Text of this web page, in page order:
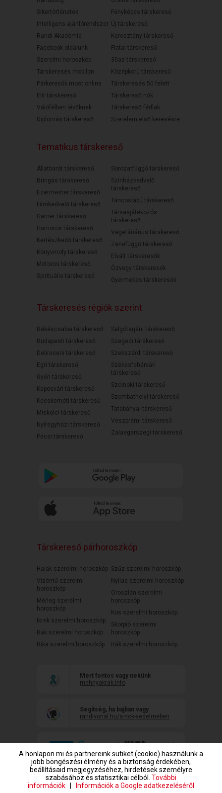
Sikertörténetek
Intelligens ajánlórendszer
Randi Akadémia
Facebook oldalunk
Szerelmi horoszkóp
Társkeresés mobilon
Párkeresők most online
Elit társkereső
Válófélben lévőknek
Diplomás társkereső
Fényképes társkereső
Új társkereső
Keresztény társkereső
Fiatal társkereső
30as társkereső
Középkorú társkereső
Társkeresés 50 felett
Társkereső nők
Társkereső férfiak
Szerelem első keresésre
Tematikus társkereső
Állatbarát társkereső
Bringás társkereső
Ezermester társkereső
Filmkedvelő társkereső
Gamer társkereső
Humoros társkereső
Kertészkedő társkereső
Könyvmoly társkereső
Motoros társkereső
Spirituális társkereső
Sorozatfüggő társkereső
Színházkedvelő
társkereső
Táncoslábú társkereső
Társasjátékozós
társkereső
Vegetáriánus társkereső
Zenefüggő társkereső
Elvált társkeresők
Özvegy társkeresők
Gyermekes társkeresők
Társkeresés régiók szerint
Békéscsabai társkereső
Budapesti társkereső
Debreceni társkereső
Egri társkereső
Győri társkereső
Kaposvári társkereső
Kecskeméti társkereső
Miskolci társkereső
Nyíregyházi társkereső
Pécsi társkereső
Salgótarjáni társkereső
Szegedi társkereső
Szekszárdi társkereső
Székesfehérvári
társkereső
Szolnoki társkereső
Szombathelyi társkereső
Tatabányai társkereső
Veszprémi társkereső
Zalaegerszegi társkereső
Társkereső párhoroszkóp
Halak szerelmi horoszkóp
Vízöntő szerelmi
horoszkóp
Mérleg szerelmi
horoszkóp
Ikrek szerelmi horoszkóp
Bak szerelmi horoszkóp
Bika szerelmi horoszkóp
Szűz szerelmi horoszkóp
Nyilas szerelmi horoszkóp
Oroszlán szerelmi
horoszkóp
Kos szerelmi horoszkóp
Skorpió szerelmi
horoszkóp
Rák szerelmi horoszkóp
Mert fontos vagy nekünk
mehnyakrak.info
Segítség, ha bajban vagy
randivonal.hu/a-nok-vedelmeben
A honlapon mi és partnereink sütiket (cookie) használunk a
jobb böngészési élmény és a biztonság érdekében,
beállításaid megjegyzéséhez, hirdetések személyre
szabásához és statisztikai célból. További
információk
Információk a Google adatkezeléséről